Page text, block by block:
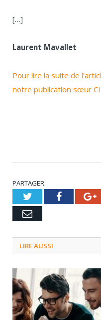
[…]
Laurent Mavallet
Pour lire la suite de
notre publication sœur
PARTAGER
TwitterFacebook
Email
LIRE AUSSI